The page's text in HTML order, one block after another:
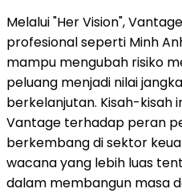
Melalui "Her Vision",
profesional seperti Minh
mampu mengubah risiko
peluang menjadi nilai
berkelanjutan. Kisah-kisah
Vantage terhadap peran
berkembang di sektor
wacana yang lebih luas
dalam membangun masa